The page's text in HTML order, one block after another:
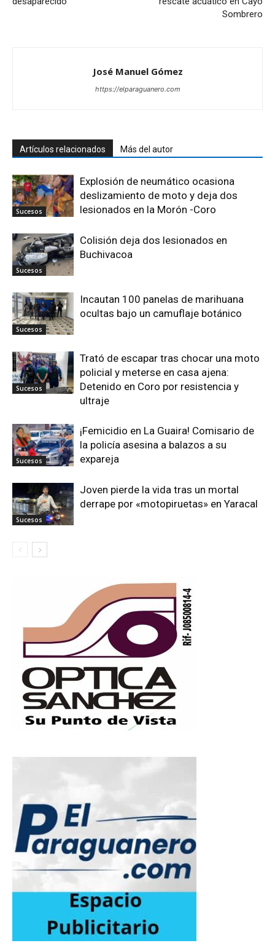
Sombrero
José Manuel Gómez
https://elparaguanero.com
Artículos relacionados Más del autor
Sucesos
Explosión de neumático ocasiona
deslizamiento de moto y deja dos
lesionados en la Morón -Coro
Sucesos
Colisión deja dos lesionados en
Buchivacoa
Sucesos
Incautan 100 panelas de marihuana
ocultas bajo un camuflaje botánico
Sucesos
Trató de escapar tras chocar una moto
policial y meterse en casa ajena:
Detenido en Coro por resistencia y
ultraje
Sucesos
¡Femicidio en La Guaira! Comisario de
la policía asesina a balazos a su
expareja
Sucesos
Joven pierde la vida tras un mortal
derrape por «motopiruetas» en Yaracal